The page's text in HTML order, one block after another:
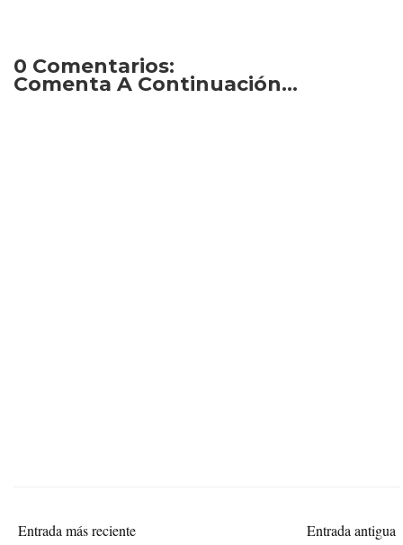
0 Comentarios:
Comenta A Continuación...
Entrada más reciente Entrada antigua